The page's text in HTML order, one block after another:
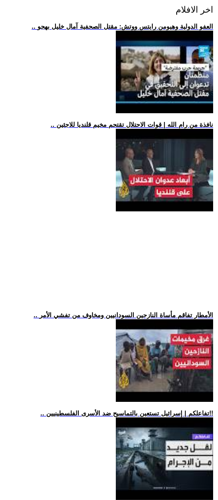
اخر الافلام
.. العفو الدولية وهيومن رايتس ووتش: مقتل الصحفية آمال خليل بهجو
.. نافذة من رام الله | قوات الاحتلال تقتحم مخيم قلنديا للاجئين
.. الأمطار تفاقم مأساة النازحين السودانيين ومخاوف من تفشي الأمر
.. تفاعلكم | إسرائيل تستعين بالتماسيح ضد الأسرى الفلسطينيين!!